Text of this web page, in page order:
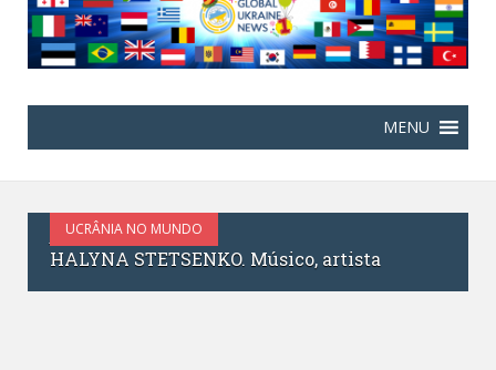
UCRÂNIA NO MUNDO